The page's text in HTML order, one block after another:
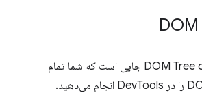
جایی است که شما تمام